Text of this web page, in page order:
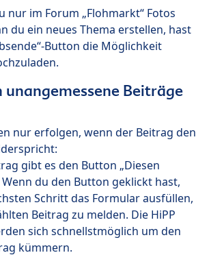
nur im Forum „Flohmarkt“ Fotos
du ein neues Thema erstellen, hast
Button die Möglichkeit
unangemessene Beiträge
nur erfolgen, wenn der Beitrag den
gibt es den Button „Diesen
du den Button geklickt hast,
Schritt das Formular ausfüllen,
Beitrag zu melden. Die HiPP
sich schnellstmöglich um den
kümmern.